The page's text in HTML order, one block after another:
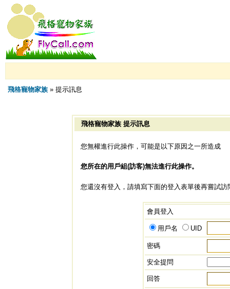
飛格寵物家族» 提示訊息
飛格寵物家族 提示訊息
您無權進行此操作，可能是以下原因之一所造成
您所在的用戶組(訪客)無法進行此操作。
您還沒有登入，請填寫下面的登入表單後再嘗試訪
會員登入
用戶名 UID
密碼
安全提問
回答